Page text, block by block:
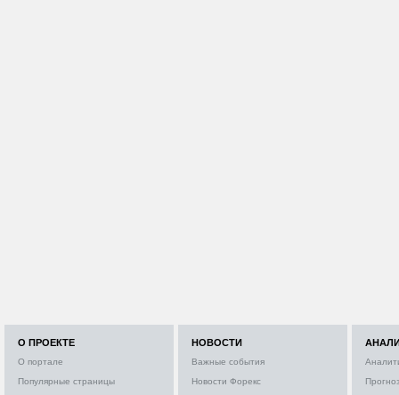
О ПРОЕКТЕ
О портале
Популярные страницы
НОВОСТИ
Важные события
Новости Форекс